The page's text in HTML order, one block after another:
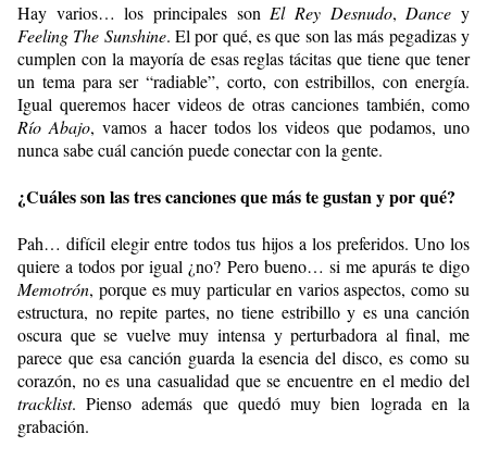
Hay varios… los principales sonEl Rey Desnudo,Dance y
Feeling The Sunshine. El por qué, es que son las más pegadizas y
cumplen con la mayoría de esas reglas tácitas que tiene que tener
un tema para ser “radiable”, corto, con estribillos, con energía.
Igual queremos hacer videos de otras canciones también, como
Río Abajo, vamos a hacer todos los videos que podamos, uno
nunca sabe cuál canción puede conectar con la gente.
¿Cuáles son las tres canciones que más te gustan y por qué?
Pah… difícil elegir entre todos tus hijos a los preferidos. Uno los
quiere a todos por igual ¿no? Pero bueno… si me apurás te digo
Memotrón, porque es muy particular en varios aspectos, como su
estructura, no repite partes, no tiene estribillo y es una canción
oscura que se vuelve muy intensa y perturbadora al final, me
parece que esa canción guarda la esencia del disco, es como su
corazón, no es una casualidad que se encuentre en el medio del
tracklist. Pienso además que quedó muy bien lograda en la
grabación.